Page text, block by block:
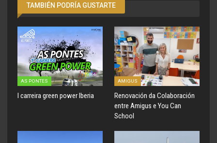
TAMBIÉN PODRÍA GUSTARTE
AS PONTES
I carreira green power Iberia
AMIGUS
Renovación da Colaboración
entre Amigus e You Can
School